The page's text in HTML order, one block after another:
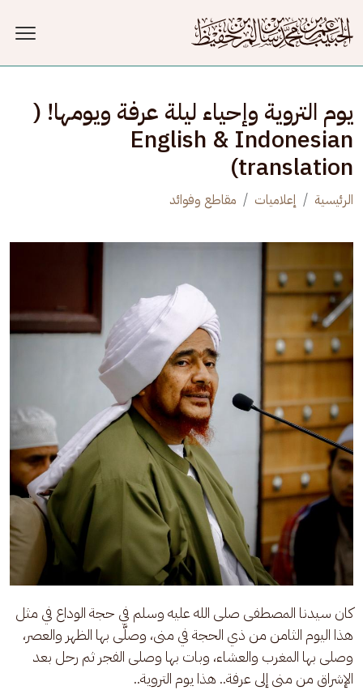
يوم التروية وإحياء ليلة عرفة ويومها! (
English & Indonesian
translation)
الرئيسية إعلاميات مقاطع وفوائد
كان سيدنا المصطفى صلى الله عليه وسلم في حجة الوداع في مثل
هذا اليوم الثامن من ذي الحجة في منى، وصلَّى بها الظهر والعصر،
وصلى بها المغرب والعشاء، وبات بها وصلى الفجر ثم رحل بعد
الإشراق من منى إلى عرفة.. هذا يوم التروية..